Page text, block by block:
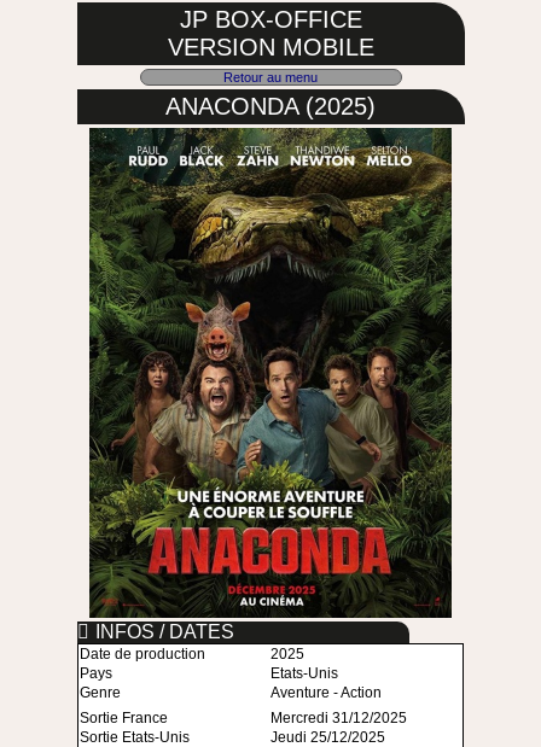
JP BOX-OFFICE
VERSION MOBILE
Retour au menu
ANACONDA (2025)
INFOS / DATES
Date de production
2025
Pays
Etats-Unis
Genre
Aventure - Action
Sortie France
Mercredi 31/12/2025
Sortie Etats-Unis
Jeudi 25/12/2025